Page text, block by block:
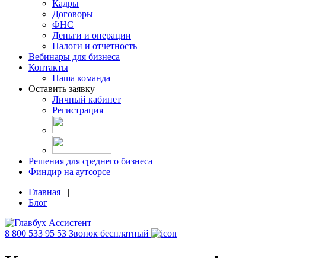
Кадры
Договоры
ФНС
Деньги и операции
Налоги и отчетность
Вебинары для бизнеса
Контакты
Наша команда
Оставить заявку
Личный кабинет
Регистрация
Решения для среднего бизнеса
Финдир на аутсорсе
Главная |
Блог
8 800 533 95 53 Звонок бесплатный